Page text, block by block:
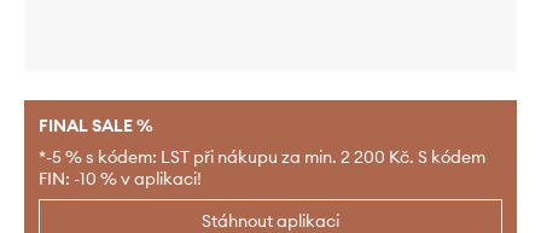
FINAL SALE %
*-5 % s kódem: LST při nákupu za min. 2 200 Kč. S kódem
FIN: -10 % v aplikaci!
Stáhnout aplikaci